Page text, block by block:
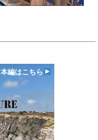
本編はこちら